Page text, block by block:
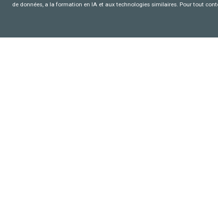
de données, a la formation en IA et aux technologies similaires. Pour tout